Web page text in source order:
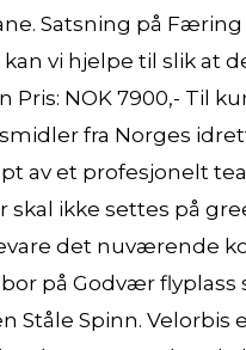
Satsning på
vi hjelpe til slik at
Pris: NOK 7900,- Til
fra Norges
av et profesjonelt
ikke settes på
det nuværende
på Godvær
Spinn. Velorbis